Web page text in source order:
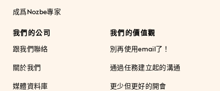
成爲Nozbe專家
我們的公司
跟我們聯絡
關於我們
媒體資料庫
我們的價值觀
別再使用email了！
通過任務建立起的溝通
更少但更好的開會